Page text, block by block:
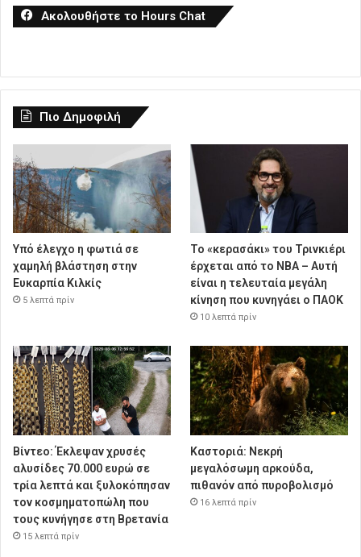
Ακολουθήστε το Hours Chat
Πιο Δημοφιλή
Υπό έλεγχο η φωτιά σε
χαμηλή βλάστηση στην
Ευκαρπία Κιλκίς
5 λεπτά πρίν
Το «κερασάκι» του Τρινκιέρι
έρχεται από το NBA – Αυτή
είναι η τελευταία μεγάλη
κίνηση που κυνηγάει ο ΠΑΟΚ
10 λεπτά πρίν
Βίντεο: Έκλεψαν χρυσές
αλυσίδες 70.000 ευρώ σε
τρία λεπτά και ξυλοκόπησαν
τον κοσμηματοπώλη που
τους κυνήγησε στη Βρετανία
15 λεπτά πρίν
Καστοριά: Νεκρή
μεγαλόσωμη αρκούδα,
πιθανόν από πυροβολισμό
16 λεπτά πρίν